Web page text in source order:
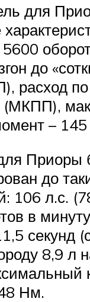
для
до
расход по
–
Приоры
до
106 л.с.
в
секунд
8,9 л
Нм.